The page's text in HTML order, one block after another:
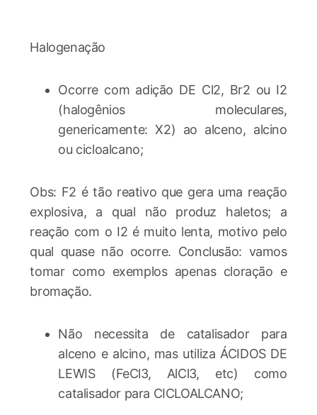
Halogenação
Ocorre com adição DE Cl2, Br2 ou I2
(halogênios moleculares,
genericamente: X2) ao alceno, alcino
ou cicloalcano;
Obs: F2 é tão reativo que gera uma reação
explosiva, a qual não produz haletos; a
reação com o I2 é muito lenta, motivo pelo
qual quase não ocorre. Conclusão: vamos
tomar como exemplos apenas cloração e
bromação.
Não necessita de catalisador para
alceno e alcino, mas utiliza ÁCIDOS DE
LEWIS (FeCl3, AlCl3, etc) como
catalisador para CICLOALCANO;